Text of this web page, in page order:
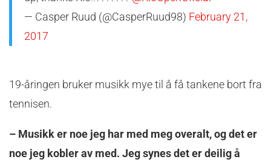
— Casper Ruud (@CasperRuud98) February 21,
2017
19-åringen bruker musikk mye til å få tankene bort fra
tennisen.
– Musikk er noe jeg har med meg overalt, og det er
noe jeg kobler av med. Jeg synes det er deilig å